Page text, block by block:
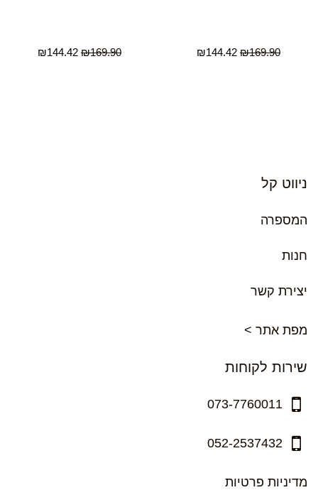
₪169.90
₪144.42
₪169.90
₪144.42
ניווט קל
המספרה
חנות
יצירת קשר
מפת אתר >
שירות לקוחות
073-7760011
052-2537432
מדיניות פרטיות